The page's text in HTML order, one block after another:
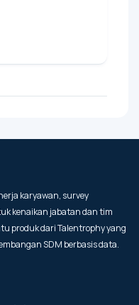
karyawan, survey
kenaikan jabatan dan tim
produk dari Talentrophy yang
SDM berbasis data.